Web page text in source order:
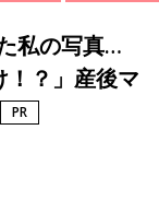
私の写真…
！？」産後マ